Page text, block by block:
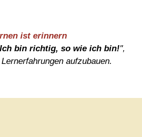
ist erinnern
bin richtig, so wie ich bin!",
aufzubauen.